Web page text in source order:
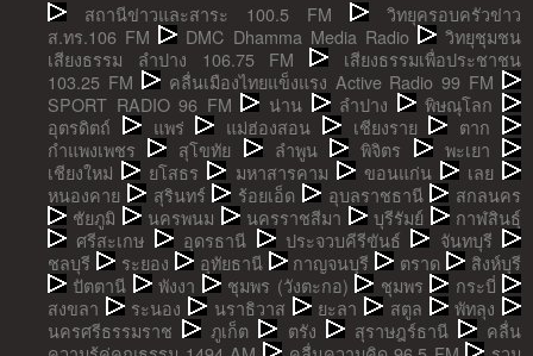
สถานีข่าวและสาระ 100.5 FM
วิทยุครอบครัวข่าว
ส.ทร.106 FM
DMC Dhamma Media Radio
วิทยุชุมชน
เสียงธรรม ลำปาง 106.75 FM
เสียงธรรมเพื่อประชาชน
103.25 FM
คลื่นเมืองไทยแข็งแรง Active Radio 99 FM
SPORT RADIO 96 FM
น่าน ลำปาง
พิษณุโลก
อุตรดิตถ์
แพร่ แม่ฮ่องสอน เชียงราย
ตาก
กำแพงเพชร
สุโขทัย ลำพูน พิจิตร
พะเยา
เชียงใหม่
ยโสธร มหาสารคาม ขอนแก่น
เลย
หนองคาย
สุรินทร์ ร้อยเอ็ด อุบลราชธานี
สกลนคร
ชัยภูมิ
นครพนม นครราชสีมา บุรีรัมย์
กาฬสินธุ์
ศรีสะเกษ
อุดรธานี ประจวบคีรีขันธ์
จันทบุรี
ชลบุรี
ระยอง อุทัยธานี กาญจนบุรี ตราด
สิงห์บุรี
ปัตตานี
พังงา ชุมพร (วังตะกอ) ชุมพร
กระบี่
สงขลา
ระนอง นราธิวาส ยะลา สตูล
พัทลุง
นครศรีธรรมราช
ภูเก็ต ตรัง สุราษฎร์ธานี
คลื่น